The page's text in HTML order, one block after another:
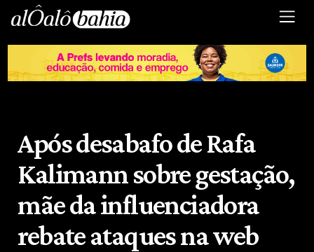
Após desabafo de Rafa
Kalimann sobre gestação,
mãe da influenciadora
rebate ataques na web